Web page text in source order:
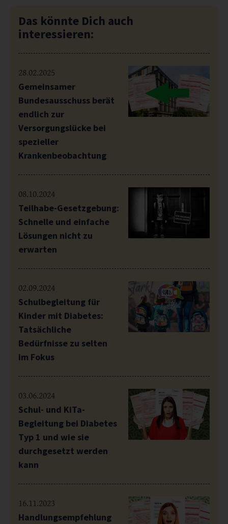
Das könnte Dich auch
interessieren:
28.02.2025
Gemeinsamer
Bundesausschuss berät
endlich zur
Versorgungslücke bei
spezieller
Krankenbeobachtung
08.10.2024
Teilhabe-Gesetzgebung:
Schnelle und einfache
Lösungen nicht zu
erwarten
02.09.2024
Schulbegleitung für
Kinder mit Diabetes:
Tatsächliche
Bedürfnisse zu selten
im Fokus
03.06.2024
Schul- und KiTa-
Begleitung bei Diabetes
Typ 1 und wie sie
durchgesetzt werden
kann
16.11.2023
Handlungsempfehlung